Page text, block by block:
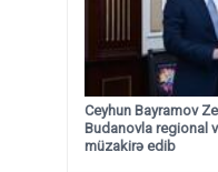
Ceyhun Bayramov
Budanovla regional
müzakirə edib